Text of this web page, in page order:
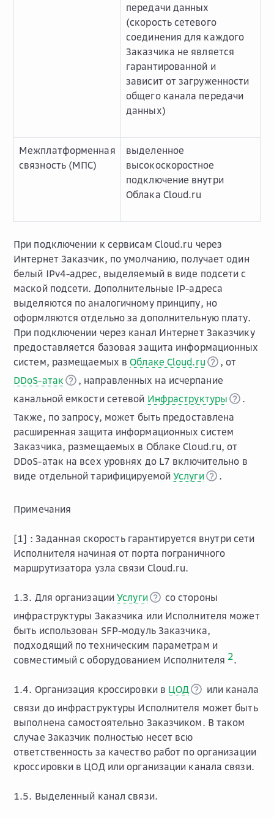
передачи данных
(скорость сетевого
соединения для каждого
Заказчика не является
гарантированной и
зависит от загруженности
общего канала передачи
данных)
Межплатформенная
связность (МПС)
выделенное
высокоскоростное
подключение внутри
Облака Cloud.ru
При подключении к сервисам Cloud.ru через
Интернет Заказчик, по умолчанию, получает один
белый IPv4-адрес, выделяемый в виде подсети с
маской подсети. Дополнительные IP-адреса
выделяются по аналогичному принципу, но
оформляются отдельно за дополнительную плату.
При подключении через канал Интернет Заказчику
предоставляется базовая защита информационных
систем, размещаемых вОблаке Cloud.ru
, от
DDoS-атак
, направленных на исчерпание
канальной емкости сетевой Инфраструктуры
.
Также, по запросу, может быть предоставлена
расширенная защита информационных систем
Заказчика, размещаемых в Облаке Cloud.ru, от
DDoS-атак на всех уровнях до L7 включительно в
виде отдельной тарифицируемойУслуги .
Примечания
[1] : Заданная скорость гарантируется внутри сети
Исполнителя начиная от порта пограничного
маршрутизатора узла связи Cloud.ru.
1.3. Для организацииУслуги
со стороны
инфраструктуры Заказчика или Исполнителя может
быть использован SFP-модуль Заказчика,
подходящий по техническим параметрам и
совместимый с оборудованием Исполнителя 2.
1.4. Организация кроссировки в ЦОД
или канала
связи до инфраструктуры Исполнителя может быть
выполнена самостоятельно Заказчиком. В таком
случае Заказчик полностью несет всю
ответственность за качество работ по организации
кроссировки в ЦОД или организации канала связи.
1.5. Выделенный канал связи.